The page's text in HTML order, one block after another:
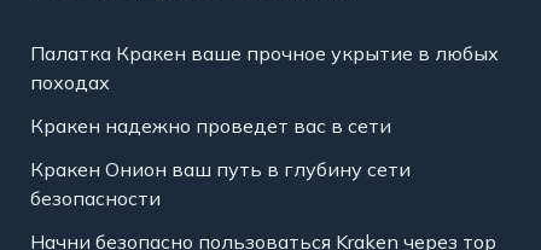
Палатка Кракен ваше прочное укрытие в любых
походах
Кракен надежно проведет вас в сети
Кракен Онион ваш путь в глубину сети
безопасности
Начни безопасно пользоваться Kraken через тор